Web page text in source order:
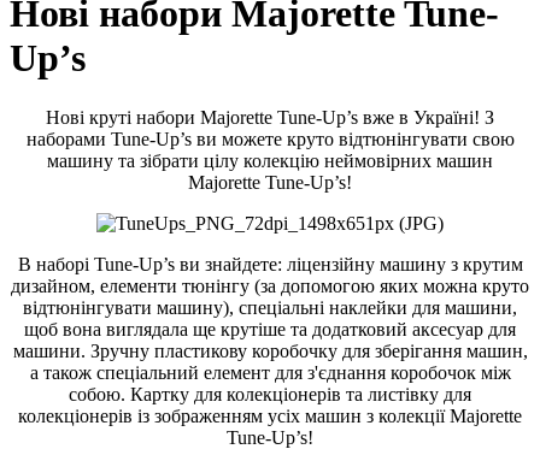
Нові набори Majorette Tune-
Up’s
Нові круті набори Majorette Tune-Up’s вже в Україні! З
наборами Tune-Up’s ви можете круто відтюнінгувати свою
машину та зібрати цілу колекцію неймовірних машин
Majorette Tune-Up’s!
В наборі Tune-Up’s ви знайдете: ліцензійну машину з крутим
дизайном, елементи тюнінгу (за допомогою яких можна круто
відтюнінгувати машину), спеціальні наклейки для машини,
щоб вона виглядала ще крутіше та додатковий аксесуар для
машини. Зручну пластикову коробочку для зберігання машин,
а також спеціальний елемент для з'єднання коробочок між
собою. Картку для колекціонерів та листівку для
колекціонерів із зображенням усіх машин з колекції Majorette
Tune-Up’s!